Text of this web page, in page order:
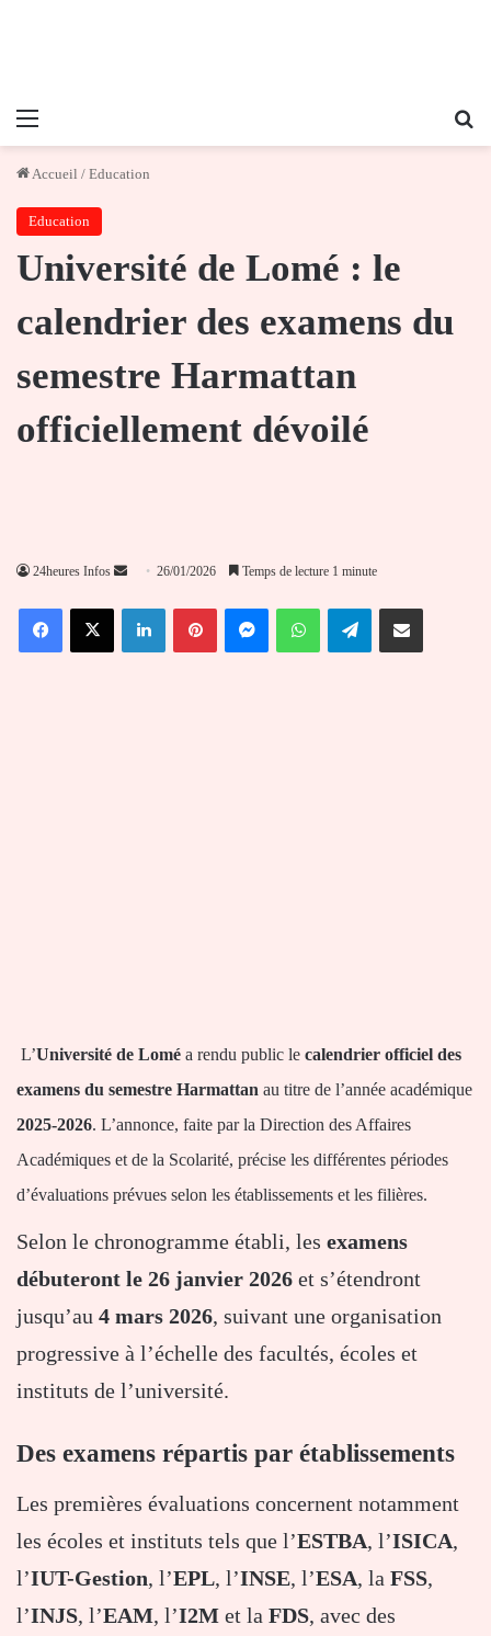
Menu
Accueil / Education
Education
Université de Lomé : le
calendrier des examens du
semestre Harmattan
officiellement dévoilé
24heures Infos
Envoyer
courriel
26/01/2026 Temps de lecture 1 minute
FacebookX LinkedinPinterestMessengerWhatsAppTelegramPartager par email
L’Université de Lomé a rendu public le calendrier officiel des
examens du semestre Harmattan au titre de l’année académique
2025-2026. L’annonce, faite par la Direction des Affaires
Académiques et de la Scolarité, précise les différentes périodes
d’évaluations prévues selon les établissements et les filières.
Selon le chronogramme établi, les examens
débuteront le 26 janvier 2026 et s’étendront
jusqu’au 4 mars 2026, suivant une organisation
progressive à l’échelle des facultés, écoles et
instituts de l’université.
Des examens répartis par établissements
Les premières évaluations concernent notamment
les écoles et instituts tels que l’ESTBA, l’ISICA,
l’IUT-Gestion, l’EPL, l’INSE, l’ESA, la FSS,
l’INJS, l’EAM, l’I2M et la FDS, avec des